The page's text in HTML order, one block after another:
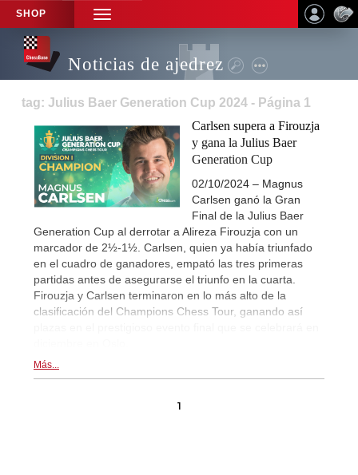
SHOP
TOGGLE
NAVIGATION
Noticias de ajedrez
tag: Julius Baer Generation Cup 2024 - Página 1
Carlsen supera a Firouzja
y gana la Julius Baer
Generation Cup
02/10/2024 – Magnus
Carlsen ganó la Gran
Final de la Julius Baer
Generation Cup al derrotar a Alireza Firouzja con un
marcador de 2½-1½. Carlsen, quien ya había triunfado
en el cuadro de ganadores, empató las tres primeras
partidas antes de asegurarse el triunfo en la cuarta.
Firouzja y Carlsen terminaron en lo más alto de la
clasificación del Champions Chess Tour, ganando así
Más...
1